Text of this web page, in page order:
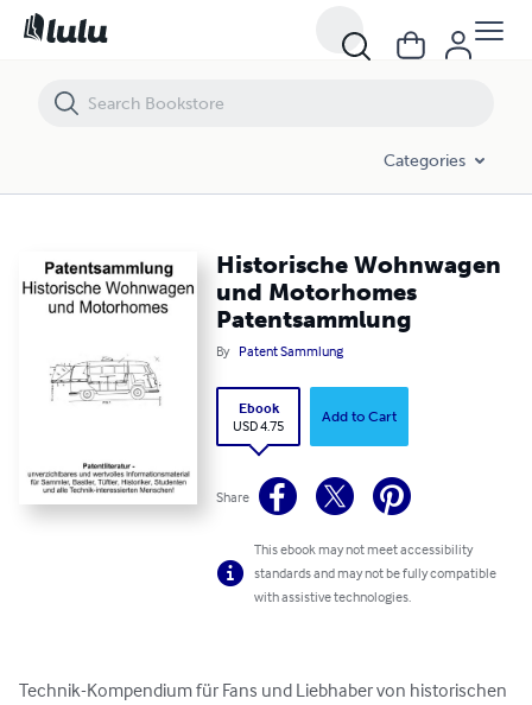
Categories
Historische Wohnwagen
und Motorhomes
Patentsammlung
By Patent Sammlung
Ebook
USD 4.75
Add to Cart
Share
This ebook may not meet accessibility
standards and may not be fully compatible
with assistive technologies.
Technik-Kompendium für Fans und Liebhaber von historischen
Historische Wohnwagen und Motorhomes Patentsammlung